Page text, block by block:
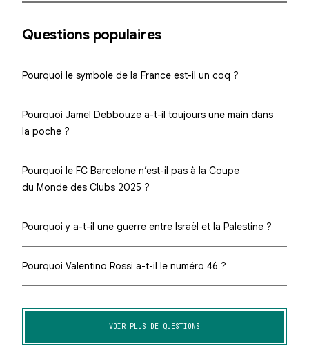
Questions populaires
Pourquoi le symbole de la France est-il un coq ?
Pourquoi Jamel Debbouze a-t-il toujours une main dans
la poche ?
Pourquoi le FC Barcelone n’est-il pas à la Coupe
du Monde des Clubs 2025 ?
Pourquoi y a-t-il une guerre entre Israël et la Palestine ?
Pourquoi Valentino Rossi a-t-il le numéro 46 ?
VOIR PLUS DE QUESTIONS